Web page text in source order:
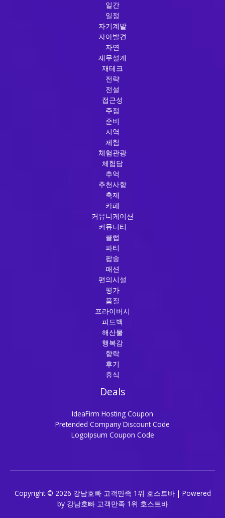
일간
일정
자기계발
자아발견
자연
재무설계
재테크
전략
전설
접근성
주점
준비
지역
체험
체험관광
체험담
추억
추천사항
축제
카페
커뮤니케이션
커뮤니티
클럽
파티
팝송
패션
편의시설
평가
품질
프라이버시
피드백
해산물
행복감
향락
후기
휴식
Deals
IdeaFirm Hosting Coupon
Pretended Company Discount Code
LogoIpsum Coupon Code
Copyright © 2026 강남호빠 고객만족 1위 호스트바 | Powered
by 강남호빠 고객만족 1위 호스트바